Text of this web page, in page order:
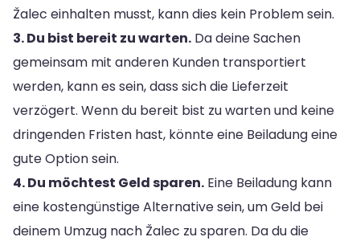
Žalec einhalten musst, kann dies kein Problem sein.
3. Du bist bereit zu warten. Da deine Sachen
gemeinsam mit anderen Kunden transportiert
werden, kann es sein, dass sich die Lieferzeit
verzögert. Wenn du bereit bist zu warten und keine
dringenden Fristen hast, könnte eine Beiladung eine
gute Option sein.
4. Du möchtest Geld sparen. Eine Beiladung kann
eine kostengünstige Alternative sein, um Geld bei
deinem Umzug nach Žalec zu sparen. Da du die